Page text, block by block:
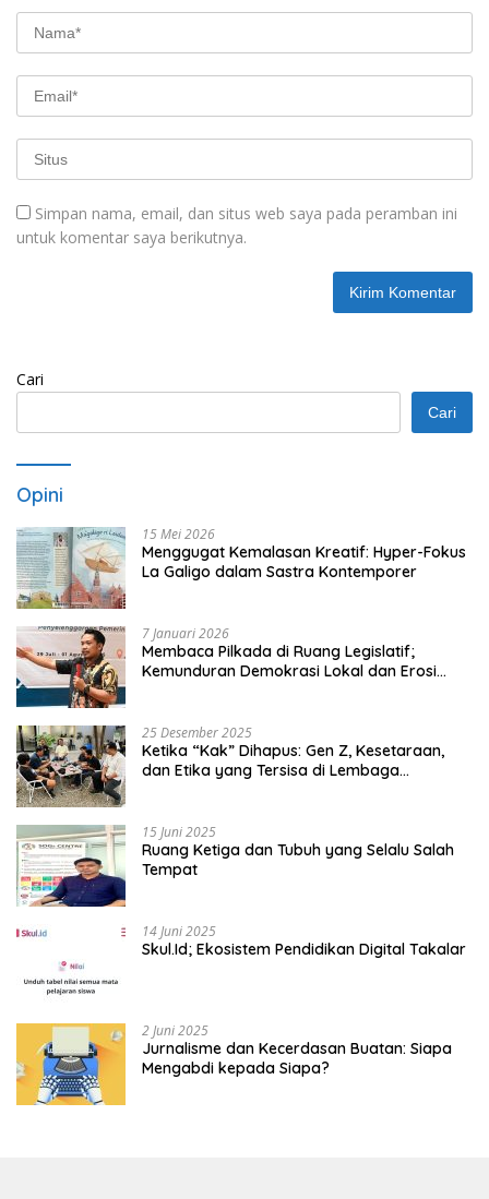
Simpan nama, email, dan situs web saya pada peramban ini
untuk komentar saya berikutnya.
Cari
Cari
Opini
15 Mei 2026
Menggugat Kemalasan Kreatif: Hyper-Fokus
La Galigo dalam Sastra Kontemporer
7 Januari 2026
Membaca Pilkada di Ruang Legislatif;
Kemunduran Demokrasi Lokal dan Erosi
25 Desember 2025
Ketika “Kak” Dihapus: Gen Z, Kesetaraan,
dan Etika yang Tersisa di Lembaga
15 Juni 2025
Ruang Ketiga dan Tubuh yang Selalu Salah
Tempat
14 Juni 2025
Skul.Id; Ekosistem Pendidikan Digital Takalar
2 Juni 2025
Jurnalisme dan Kecerdasan Buatan: Siapa
Mengabdi kepada Siapa?